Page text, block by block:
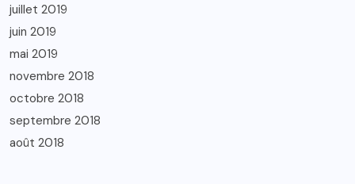
juillet 2019
juin 2019
mai 2019
novembre 2018
octobre 2018
septembre 2018
août 2018